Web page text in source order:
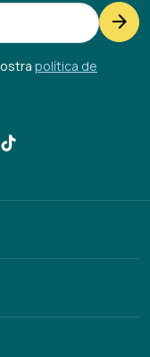
arrow_forward
política de